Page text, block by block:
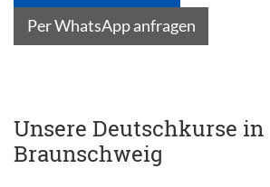
Per WhatsApp anfragen
Unsere Deutschkurse in
Braunschweig